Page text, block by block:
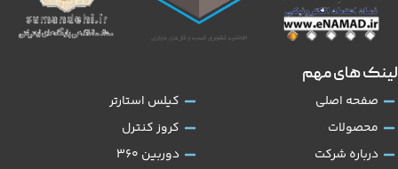
لینک های مهم
صفحه اصلی
محصولات
درباره شرکت
کیلس استارتر
کروز کنترل
دوربین 360